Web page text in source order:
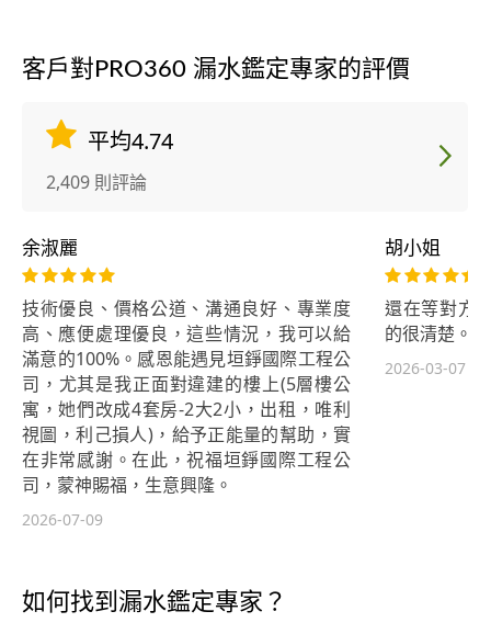
客戶對PRO360 漏水鑑定專家的評價
平均4.74
2,409 則評論
余淑麗
技術優良、價格公道、溝通良好、專業度
高、應便處理優良，這些情況，我可以給
滿意的100%。感恩能遇見垣錚國際工程公
司，尤其是我正面對違建的樓上(5層樓公
寓，她們改成4套房-2大2小，出租，唯利
視圖，利己損人)，給予正能量的幫助，實
在非常感謝。在此，祝福垣錚國際工程公
司，蒙神賜福，生意興隆。
2026-07-09
胡小姐
還在等對方
的很清楚。
2026-03-07
如何找到漏水鑑定專家？